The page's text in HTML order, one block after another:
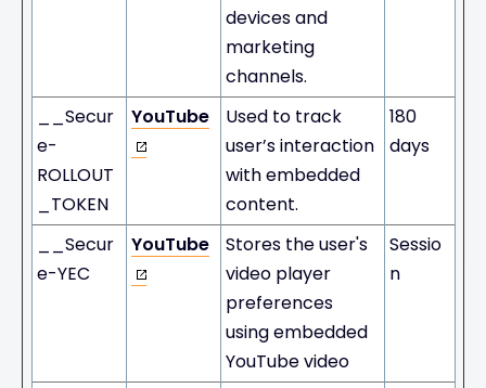
devices and
marketing
channels.
__Secur
e-
ROLLOUT
_TOKEN
YouTube
Used to track
user’s interaction
with embedded
content.
180
days
__Secur
e-YEC
YouTube
Stores the user's
video player
preferences
using embedded
YouTube video
Sessio
n